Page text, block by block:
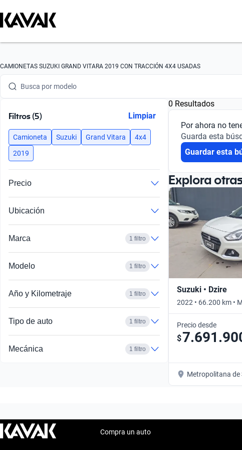
CAMIONETAS SUZUKI GRAND VITARA 2019 CON TRACCIÓN 4X4 USADAS
Busca por marca
Busca por modelo
Busca por año
Busca por marca
Busca por versión
Filtros (5) Limpiar
Camioneta Suzuki Grand Vitara
4x4
2019
Precio
Ubicación
Marca 1 filtro
Modelo 1 filtro
Año y Kilometraje 1 filtro
Tipo de auto 1 filtro
Mecánica 1 filtro
0 Resultados
Por ahora no
Guarda esta
Guardar esta
Explora
Suzuki • Dzire
2022 • 66.200 km •
Precio desde
$
Metropolitana de
Compra un auto